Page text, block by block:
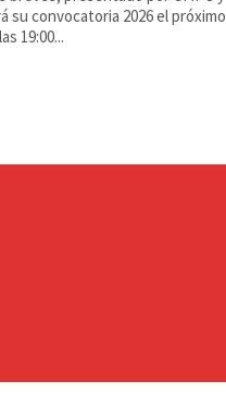
su convocatoria 2026 el próximo
19:00...